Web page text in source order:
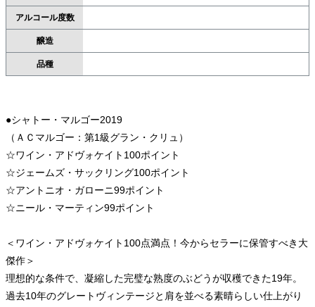
アルコール度数
醸造
品種
●シャトー・マルゴー2019
（ＡＣマルゴー：第1級グラン・クリュ）
☆ワイン・アドヴォケイト100ポイント
☆ジェームズ・サックリング100ポイント
☆アントニオ・ガローニ99ポイント
☆ニール・マーティン99ポイント
＜ワイン・アドヴォケイト100点満点！今からセラーに保管すべき大
傑作＞
理想的な条件で、凝縮した完璧な熟度のぶどうが収穫できた19年。
過去10年のグレートヴィンテージと肩を並べる素晴らしい仕上がり